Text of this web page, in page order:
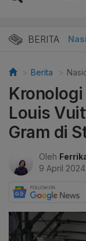
BERITA
Berita
Kronologi
Louis
Gram di
Oleh
9 April